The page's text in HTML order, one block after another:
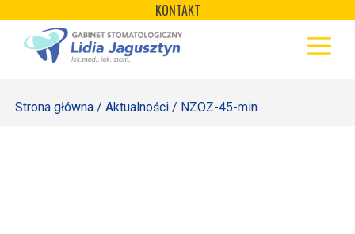
content
KONTAKT ×
STRONA GŁÓWNA
REJESTRACJA
Strona główna / Aktualności / NZOZ-45-min